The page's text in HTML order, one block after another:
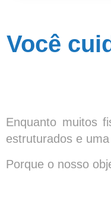
Você
Enquanto muitos
estruturados e
Porque o nosso